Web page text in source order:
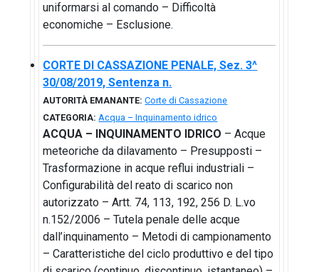
uniformarsi al comando – Difficoltà
economiche – Esclusione.
CORTE DI CASSAZIONE PENALE, Sez. 3^
30/08/2019, Sentenza n.
AUTORITÀ EMANANTE: Corte di Cassazione
CATEGORIA: Acqua – Inquinamento idrico
ACQUA – INQUINAMENTO IDRICO – Acque
meteoriche da dilavamento – Presupposti –
Trasformazione in acque reflui industriali –
Configurabilità del reato di scarico non
autorizzato – Artt. 74, 113, 192, 256 D. L.vo
n.152/2006 – Tutela penale delle acque
dall’inquinamento – Metodi di campionamento
– Caratteristiche del ciclo produttivo e del tipo